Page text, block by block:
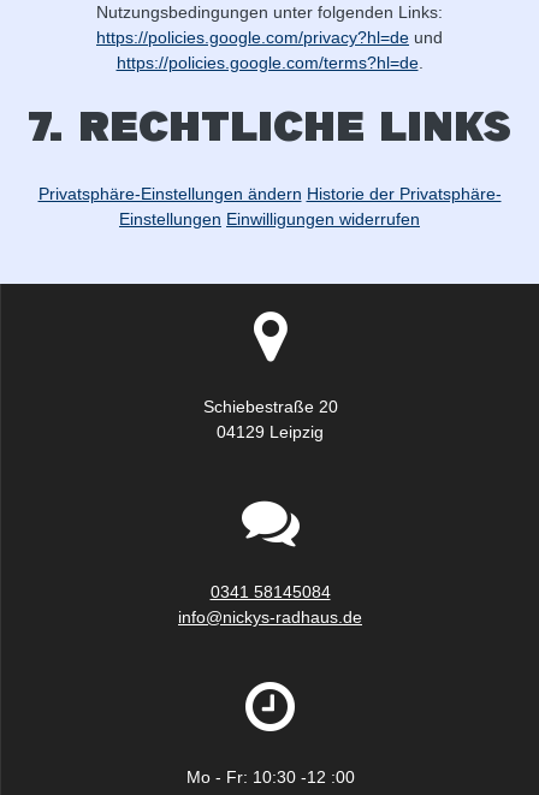
Nutzungsbedingungen unter folgenden Links:
https://policies.google.com/privacy?hl=de und
https://policies.google.com/terms?hl=de.
7. Rechtliche Links
Privatsphäre-Einstellungen ändern Historie der Privatsphäre-
Einstellungen Einwilligungen widerrufen
Schiebestraße 20
04129 Leipzig
0341 58145084
info@nickys-radhaus.de
Mo - Fr: 10:30 -12 :00